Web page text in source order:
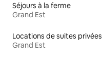
Séjours à la ferme
Grand Est
Locations de suites privées
Grand Est